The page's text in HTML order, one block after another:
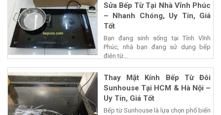
Sửa Bếp Từ Tại Nhà Vĩnh Phúc
– Nhanh Chóng, Uy Tín, Giá
Tốt
Bạn đang sinh sống tại Tỉnh Vĩnh
Phúc, nhà bạn đang sử dụng bếp
điện từ...
Thay Mặt Kính Bếp Từ Đôi
Sunhouse Tại HCM & Hà Nội –
Uy Tín, Giá Tốt
Bếp từ Sunhouse là lựa chọn phổ biến